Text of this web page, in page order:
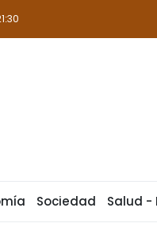
Sociedad Salud -